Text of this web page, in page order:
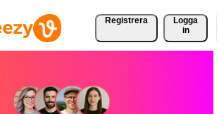
Registrera
Logga
in